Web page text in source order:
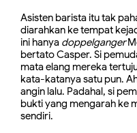
Asisten barista itu tak
diarahkan ke tempat
ini hanya doppelganger
bertato Casper. Si
mata elang mereka
kata-katanya satu pun.
angin lalu. Padahal, si
bukti yang mengarah ke
sendiri.